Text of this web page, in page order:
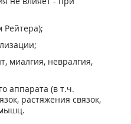
Рейтера);
миалгия, невралгия,
аппарата (в т.ч.
растяжения связок,